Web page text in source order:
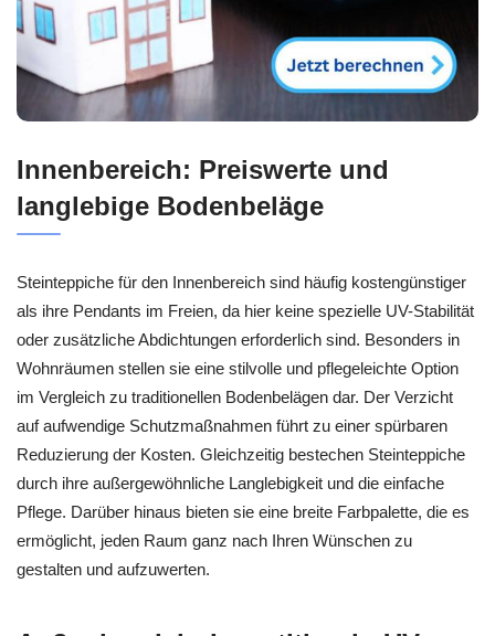
Innenbereich: Preiswerte und
langlebige Bodenbeläge
Steinteppiche für den Innenbereich sind häufig kostengünstiger
als ihre Pendants im Freien, da hier keine spezielle UV-Stabilität
oder zusätzliche Abdichtungen erforderlich sind. Besonders in
Wohnräumen stellen sie eine stilvolle und pflegeleichte Option
im Vergleich zu traditionellen Bodenbelägen dar. Der Verzicht
auf aufwendige Schutzmaßnahmen führt zu einer spürbaren
Reduzierung der Kosten. Gleichzeitig bestechen Steinteppiche
durch ihre außergewöhnliche Langlebigkeit und die einfache
Pflege. Darüber hinaus bieten sie eine breite Farbpalette, die es
ermöglicht, jeden Raum ganz nach Ihren Wünschen zu
gestalten und aufzuwerten.